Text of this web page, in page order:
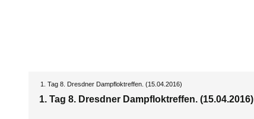
1. Tag 8. Dresdner Dampfloktreffen. (15.04.2016)
1. Tag 8. Dresdner Dampfloktreffen. (15.04.2016)